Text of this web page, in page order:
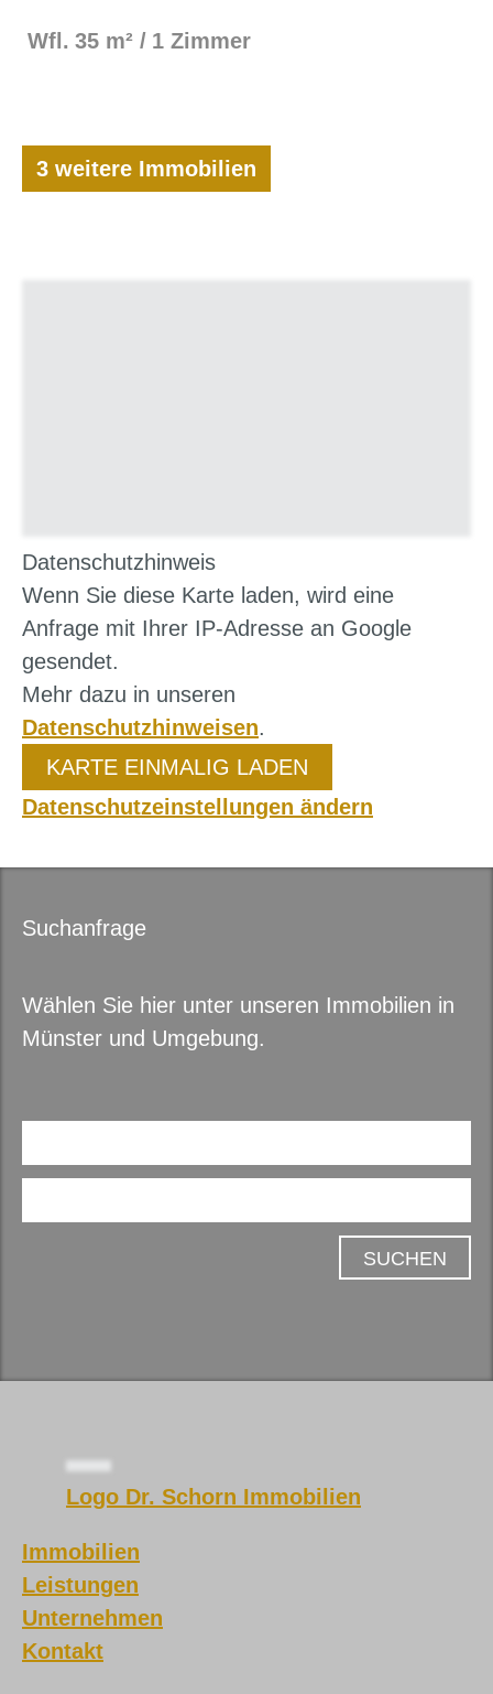
Wfl. 35 m² 1 Zimmer
3 weitere Immobilien
Datenschutzhinweis
Wenn Sie diese Karte laden, wird eine
Anfrage mit Ihrer IP-Adresse an Google
gesendet.
Mehr dazu in unseren
Datenschutzhinweisen.
KARTE EINMALIG LADEN
Datenschutzeinstellungen ändern
Suchanfrage
Wählen Sie hier unter unseren Immobilien in
Münster und Umgebung.
SUCHEN
Logo Dr. Schorn Immobilien
Immobilien
Leistungen
Unternehmen
Kontakt